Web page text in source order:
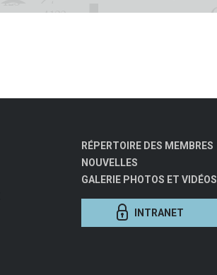
RÉPERTOIRE DES MEMBRES
NOUVELLES
GALERIE PHOTOS ET VIDÉOS
INTRANET